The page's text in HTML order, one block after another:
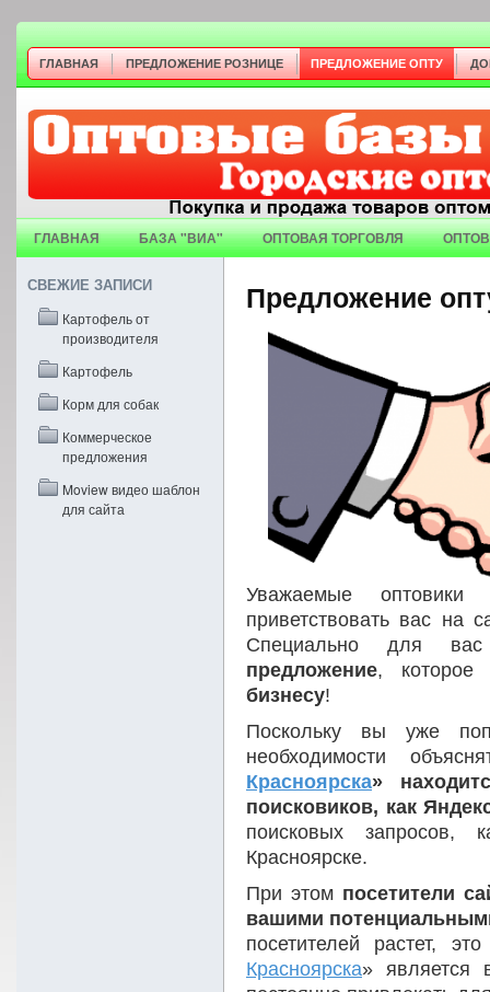
ГЛАВНАЯ ПРЕДЛОЖЕНИЕ РОЗНИЦЕ ПРЕДЛОЖЕНИЕ ОПТУ
ГЛАВНАЯ БАЗА "ВИА" ОПТОВАЯ ТОРГОВЛЯ
СВЕЖИЕ ЗАПИСИ
Картофель от
производителя
Картофель
Корм для собак
Коммерческое
предложения
Moview видео шаблон
для сайта
Предложение
Уважаемые
приветствовать вас на
Специально для
предложение,
бизнесу!
Поскольку вы уже
необходимости
Красноярска»
поисковиков, как
поисковых запросов,
Красноярске.
При этом посетители
вашими
посетителей растет,
Красноярска» является